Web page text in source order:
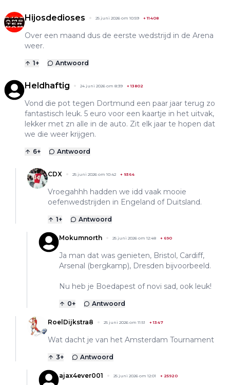
Hijosdedioses 25 juni 2026 om 10:59 +11408
Over een maand dus de eerste wedstrijd in de Arena
weer.
1+ Antwoord
Heldhaftig 24 juni 2026 om 8:39 +13802
Vond die pot tegen Dortmund een paar jaar terug zo
fantastisch leuk. 5 euro voor een kaartje in het uitvak,
lekker met zn alle in de auto. Zit elk jaar te hopen dat
we die weer krijgen.
6+ Antwoord
CDX 25 juni 2026 om 10:42 + 9364
Vroegahhh hadden we idd vaak mooie
oefenwedstrijden in Engeland of Duitsland.
1+ Antwoord
Mokumnorth 25 juni 2026 om 12:48 + 690
Ja man dat was genieten, Bristol, Cardiff,
Arsenal (bergkamp), Dresden bijvoorbeeld.
Nu heb je Boedapest of novi sad, ook leuk!
0+ Antwoord
RoelDijkstra8 25 juni 2026 om 11:51 +1347
Wat dacht je van het Amsterdam Tournament
3+ Antwoord
ajax4ever001 25 juni 2026 om 12:01 + 25920